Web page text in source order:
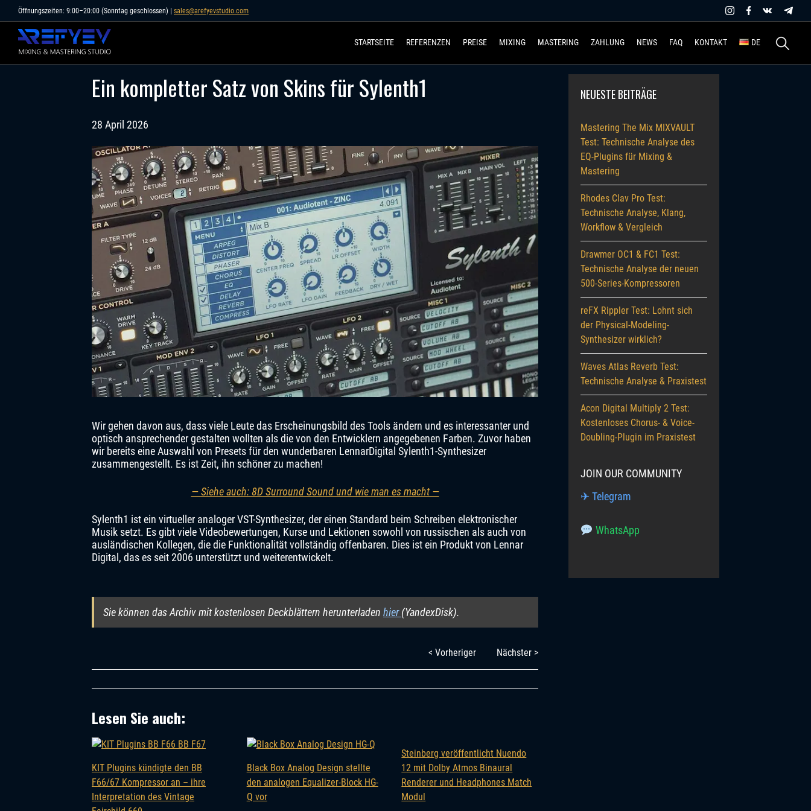
to
content
Öffnungszeiten: 9:00–20:00 (Sonntag geschlossen) | sales@arefyevstudio.com
STARTSEITE REFERENZEN PREISE MIXING MASTERING ZAHLUNG NEWS FAQ KONTAKT DE
Suchen
nach:
Ein kompletter Satz von Skins für Sylenth1
28 April 2026
Wir gehen davon aus, dass viele Leute das Erscheinungsbild des Tools ändern und es interessanter und
optisch ansprechender gestalten wollten als die von den Entwicklern angegebenen Farben. Zuvor haben
wir bereits eine Auswahl von Presets für den wunderbaren LennarDigital Sylenth1-Synthesizer
zusammengestellt. Es ist Zeit, ihn schöner zu machen!
— Siehe auch: 8D Surround Sound und wie man es macht —
Sylenth1 ist ein virtueller analoger VST-Synthesizer, der einen Standard beim Schreiben elektronischer
Musik setzt. Es gibt viele Videobewertungen, Kurse und Lektionen sowohl von russischen als auch von
ausländischen Kollegen, die die Funktionalität vollständig offenbaren. Dies ist ein Produkt von Lennar
Digital, das es seit 2006 unterstützt und weiterentwickelt.
Sie können das Archiv mit kostenlosen Deckblättern herunterladen hier(YandexDisk).
< Vorheriger Nächster >
Lesen Sie auch:
KIT Plugins kündigte den BB
F66/67 Kompressor an – ihre
Interpretation des Vintage
Black Box Analog Design stellte
den analogen Equalizer-Block HG-
Q vor
Steinberg veröffentlicht Nuendo
12 mit Dolby Atmos Binaural
Renderer und Headphones Match
Modul
NEUESTE BEITRÄGE
Mastering The Mix MIXVAULT
Test: Technische Analyse des
EQ-Plugins für Mixing &
Mastering
Rhodes Clav Pro Test:
Technische Analyse, Klang,
Workflow & Vergleich
Drawmer OC1 & FC1 Test:
Technische Analyse der neuen
500-Series-Kompressoren
reFX Rippler Test: Lohnt sich
der Physical-Modeling-
Synthesizer wirklich?
Waves Atlas Reverb Test:
Technische Analyse & Praxistest
Acon Digital Multiply 2 Test:
Kostenloses Chorus- & Voice-
Doubling-Plugin im Praxistest
JOIN OUR COMMUNITY
✈ Telegram
WhatsApp